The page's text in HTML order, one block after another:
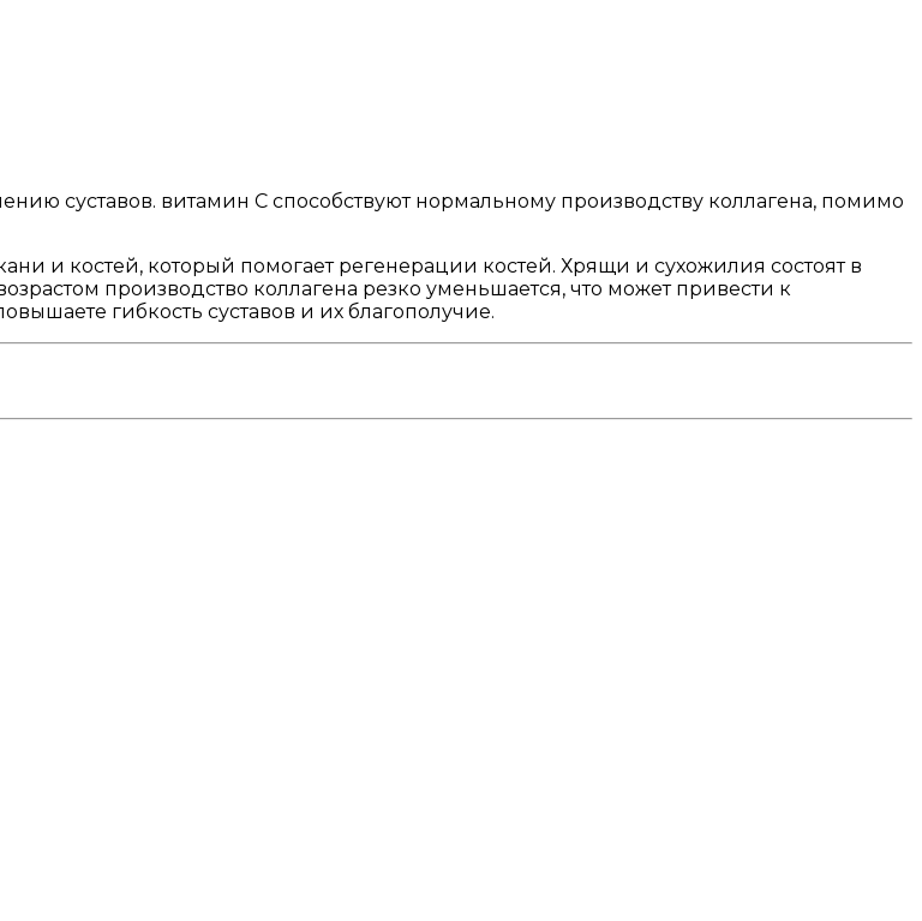
суставов. витамин С способствуют нормальному производству коллагена, помимо
и костей, который помогает регенерации костей. Хрящи и сухожилия состоят в
производство коллагена резко уменьшается, что может привести к
гибкость суставов и их благополучие.